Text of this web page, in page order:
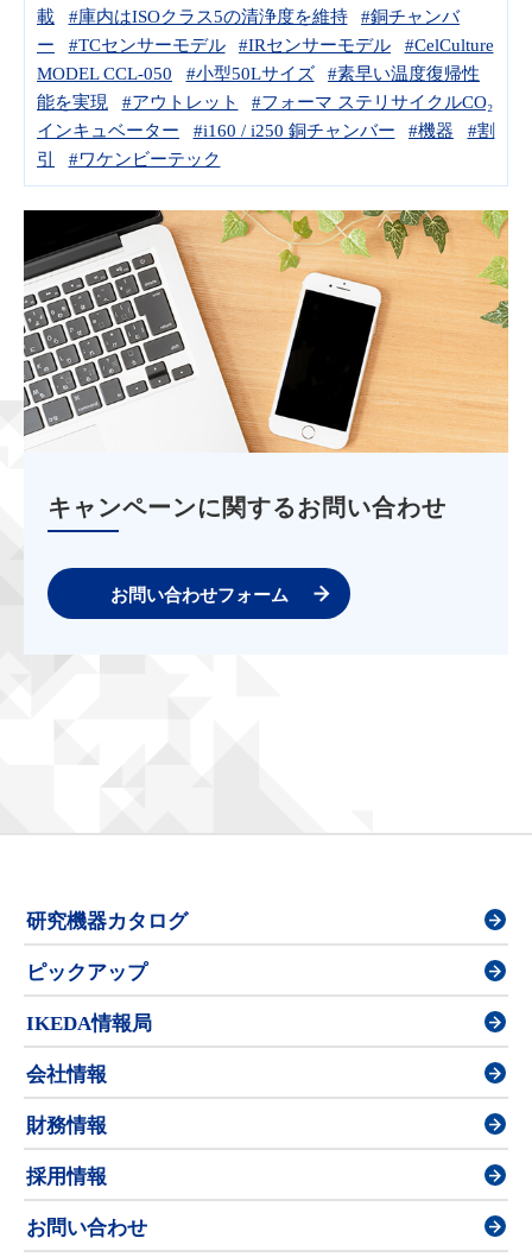
載
#庫内はISOクラス5の清浄度を維持
#銅チャンバ
ー
#TCセンサーモデル #IRセンサーモデル
#CelCulture
MODEL CCL-050
#小型50Lサイズ
#素早い温度復帰性
能を実現
#アウトレット
#フォーマ ステリサイクルCO₂
インキュベーター
#i160 / i250 銅チャンバー #機器
#割
引
#ワケンビーテック
キャンペーンに関するお問い合わせ
お問い合わせフォーム
研究機器カタログ
ピックアップ
IKEDA情報局
会社情報
財務情報
採用情報
お問い合わせ